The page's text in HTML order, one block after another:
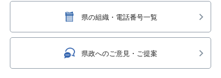
県の組織・電話番号一覧
県政へのご意見・ご提案